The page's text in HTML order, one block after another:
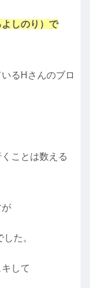
しのり）で
るHさんのブロ
ことは数える
が
た。
して